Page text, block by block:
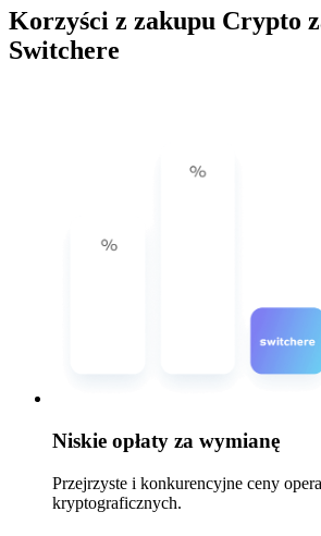
Korzyści z zakupu Crypto
Switchere
Niskie opłaty za wymianę
Przejrzyste i konkurencyjne ceny
kryptograficznych.